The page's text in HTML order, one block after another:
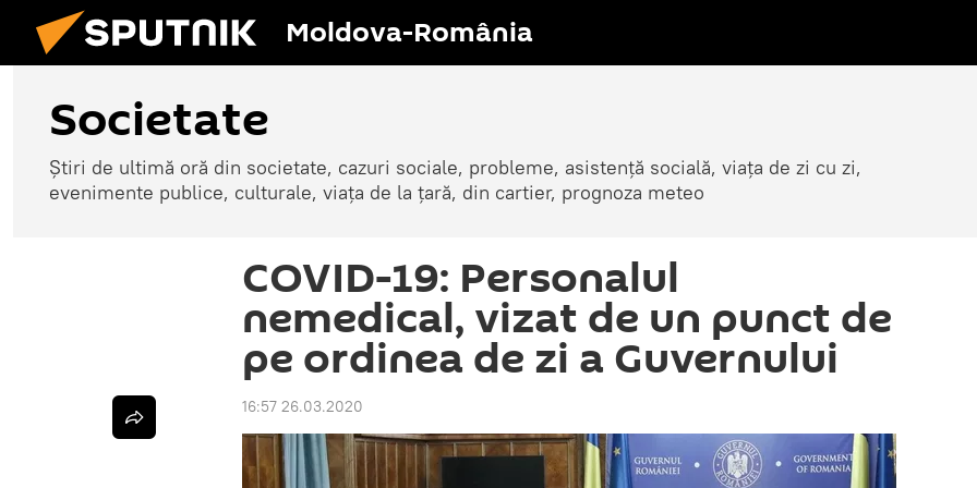
Moldova-România
Societate
Știri de ultimă oră din societate, cazuri sociale, probleme, asistență socială, viața de zi cu zi,
evenimente publice, culturale, viața de la țară, din cartier, prognoza meteo
COVID-19: Personalul
nemedical, vizat de un punct de
pe ordinea de zi a Guvernului
16:57 26.03.2020